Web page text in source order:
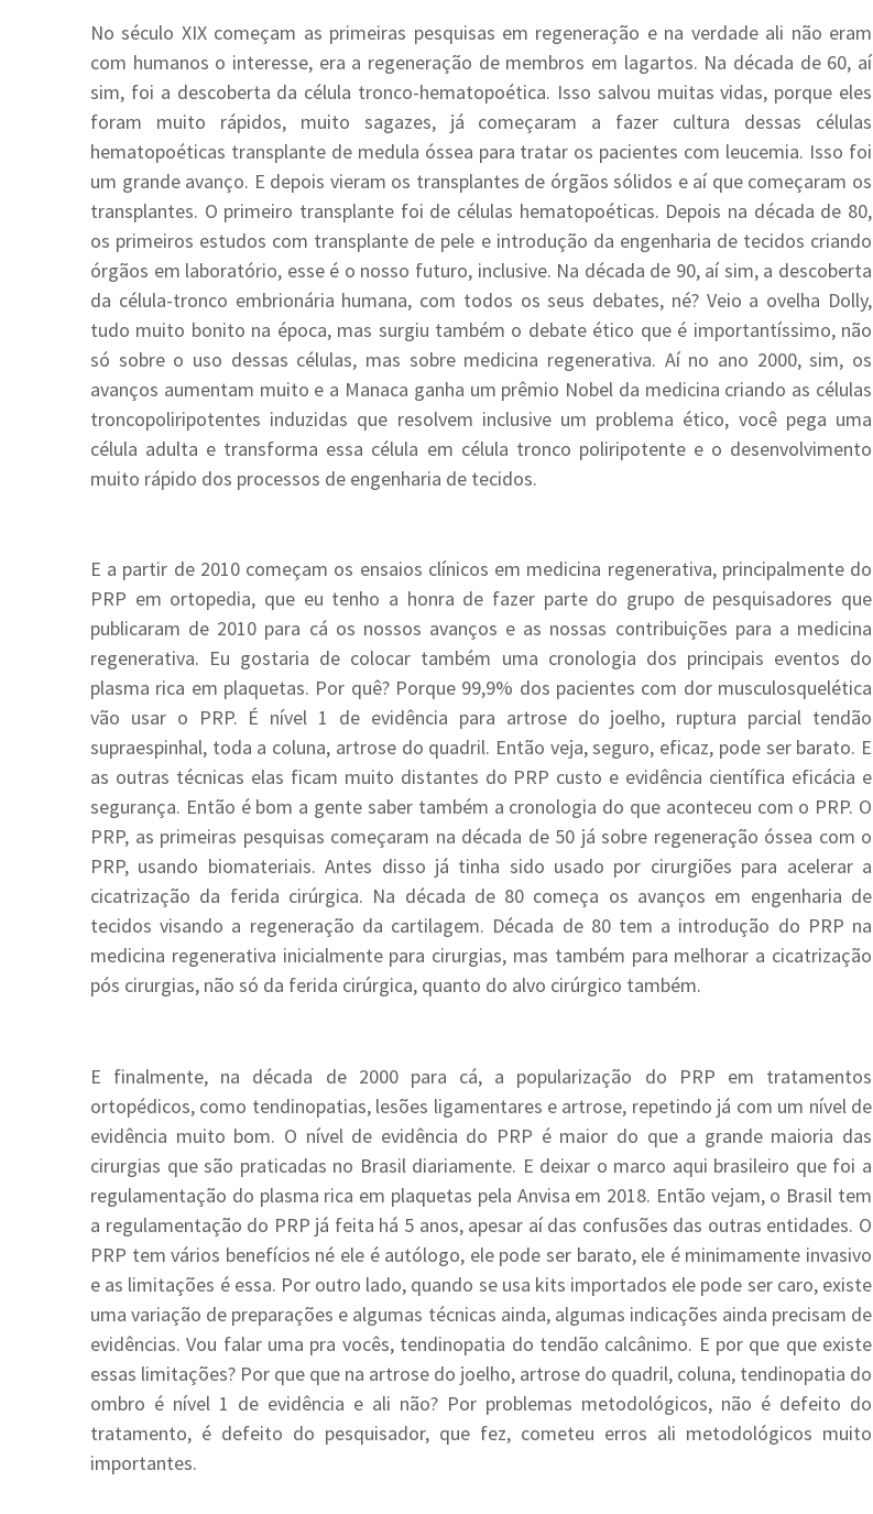
No século XIX começam as primeiras pesquisas em regeneração e na verdade ali não eram
com humanos o interesse, era a regeneração de membros em lagartos. Na década de 60, aí
sim, foi a descoberta da célula tronco-hematopoética. Isso salvou muitas vidas, porque eles
foram muito rápidos, muito sagazes, já começaram a fazer cultura dessas células
hematopoéticas transplante de medula óssea para tratar os pacientes com leucemia. Isso foi
um grande avanço. E depois vieram os transplantes de órgãos sólidos e aí que começaram os
transplantes. O primeiro transplante foi de células hematopoéticas. Depois na década de 80,
os primeiros estudos com transplante de pele e introdução da engenharia de tecidos criando
órgãos em laboratório, esse é o nosso futuro, inclusive. Na década de 90, aí sim, a descoberta
da célula-tronco embrionária humana, com todos os seus debates, né? Veio a ovelha Dolly,
tudo muito bonito na época, mas surgiu também o debate ético que é importantíssimo, não
só sobre o uso dessas células, mas sobre medicina regenerativa. Aí no ano 2000, sim, os
avanços aumentam muito e a Manaca ganha um prêmio Nobel da medicina criando as células
troncopoliripotentes induzidas que resolvem inclusive um problema ético, você pega uma
célula adulta e transforma essa célula em célula tronco poliripotente e o desenvolvimento
muito rápido dos processos de engenharia de tecidos.
E a partir de 2010 começam os ensaios clínicos em medicina regenerativa, principalmente do
PRP em ortopedia, que eu tenho a honra de fazer parte do grupo de pesquisadores que
publicaram de 2010 para cá os nossos avanços e as nossas contribuições para a medicina
regenerativa. Eu gostaria de colocar também uma cronologia dos principais eventos do
plasma rica em plaquetas. Por quê? Porque 99,9% dos pacientes com dor musculosquelética
vão usar o PRP. É nível 1 de evidência para artrose do joelho, ruptura parcial tendão
supraespinhal, toda a coluna, artrose do quadril. Então veja, seguro, eficaz, pode ser barato. E
as outras técnicas elas ficam muito distantes do PRP custo e evidência científica eficácia e
segurança. Então é bom a gente saber também a cronologia do que aconteceu com o PRP. O
PRP, as primeiras pesquisas começaram na década de 50 já sobre regeneração óssea com o
PRP, usando biomateriais. Antes disso já tinha sido usado por cirurgiões para acelerar a
cicatrização da ferida cirúrgica. Na década de 80 começa os avanços em engenharia de
tecidos visando a regeneração da cartilagem. Década de 80 tem a introdução do PRP na
medicina regenerativa inicialmente para cirurgias, mas também para melhorar a cicatrização
pós cirurgias, não só da ferida cirúrgica, quanto do alvo cirúrgico também.
E finalmente, na década de 2000 para cá, a popularização do PRP em tratamentos
ortopédicos, como tendinopatias, lesões ligamentares e artrose, repetindo já com um nível de
evidência muito bom. O nível de evidência do PRP é maior do que a grande maioria das
cirurgias que são praticadas no Brasil diariamente. E deixar o marco aqui brasileiro que foi a
regulamentação do plasma rica em plaquetas pela Anvisa em 2018. Então vejam, o Brasil tem
a regulamentação do PRP já feita há 5 anos, apesar aí das confusões das outras entidades. O
PRP tem vários benefícios né ele é autólogo, ele pode ser barato, ele é minimamente invasivo
e as limitações é essa. Por outro lado, quando se usa kits importados ele pode ser caro, existe
uma variação de preparações e algumas técnicas ainda, algumas indicações ainda precisam de
evidências. Vou falar uma pra vocês, tendinopatia do tendão calcânimo. E por que que existe
essas limitações? Por que que na artrose do joelho, artrose do quadril, coluna, tendinopatia do
ombro é nível 1 de evidência e ali não? Por problemas metodológicos, não é defeito do
tratamento, é defeito do pesquisador, que fez, cometeu erros ali metodológicos muito
importantes.